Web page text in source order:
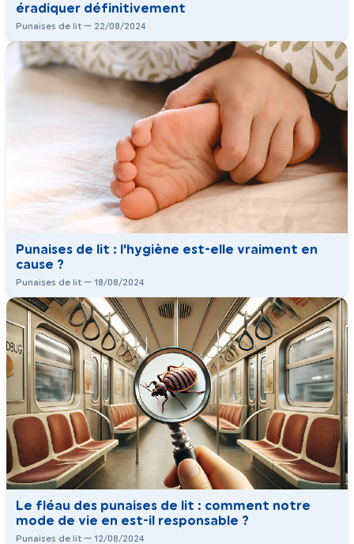
éradiquer définitivement
Punaises de lit — 22/08/2024
Punaises de lit : l'hygiène est-elle vraiment en
cause ?
Punaises de lit — 18/08/2024
Le fléau des punaises de lit : comment notre
mode de vie en est-il responsable ?
Punaises de lit — 12/08/2024